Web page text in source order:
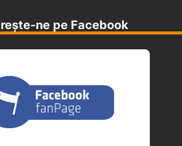
ne pe Facebook